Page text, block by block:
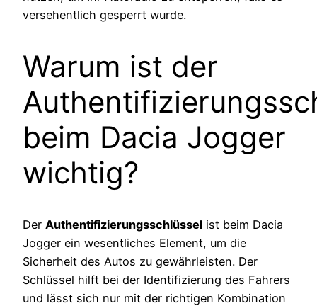
versehentlich gesperrt wurde.
Warum ist der
beim Dacia Jogger
wichtig?
Der Authentifizierungsschlüssel ist beim Dacia
Jogger ein wesentliches Element, um die
Sicherheit des Autos zu gewährleisten. Der
Schlüssel hilft bei der Identifizierung des Fahrers
und lässt sich nur mit der richtigen Kombination